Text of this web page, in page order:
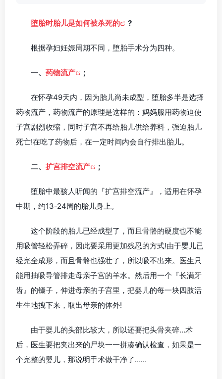
堕胎时胎儿是如何被杀死的 ?
根据孕妇妊娠周期不同，堕胎手术分为四种。
一、 药物流产 ;
在怀孕49天内，因为胎儿尚未成型，堕胎多半是选择
药物流产，药物流产的原理是这样的：妈妈服用药物迫使
子宫剧烈收缩，同时子宫不再给胎儿供给养料，强迫胎儿
死亡!在吃了药物后，在一定时间内会自行排出胎儿。
二、 扩宫排空流产 ;
堕胎中最骇人听闻的『扩宫排空流产』，适用在怀孕
中期，约13-24周的胎儿身上。
这个阶段的胎儿已经成型了，而且骨骼的硬度也不能
用吸管轻松弄碎，因此要采用更加残忍的方式!由于婴儿已
经完全成形，而且骨骼也强壮了，所以吸不出来。医生只
能用抽吸导管排走母亲子宫的羊水。然后用一个『长满牙
齿』的镊子，伸进母亲的子宫里，把婴儿的每一块四肢活
生生地拽下来，取出母亲的体外!
由于婴儿的头部比较大，所以还要把头骨夹碎…术
后，医生要把夹出来的尸块一一拼凑确认检查，如果是一
个完整的婴儿，那说明手术做干净了……